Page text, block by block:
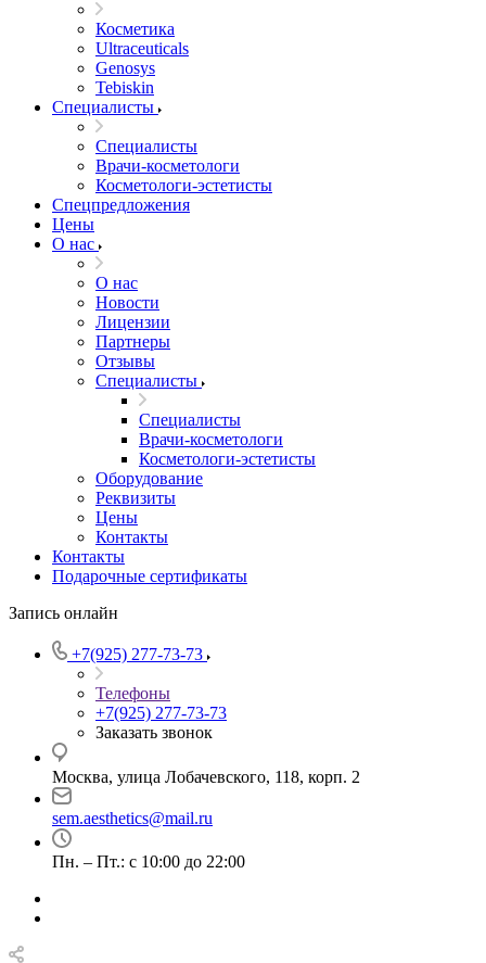
Косметика
Ultraceuticals
Genosys
Tebiskin
Специалисты
Специалисты
Врачи-косметологи
Косметологи-эстетисты
Спецпредложения
Цены
О нас
О нас
Новости
Лицензии
Партнеры
Отзывы
Специалисты
Специалисты
Врачи-косметологи
Косметологи-эстетисты
Оборудование
Реквизиты
Цены
Контакты
Контакты
Подарочные сертификаты
Запись онлайн
+7(925) 277-73-73
Телефоны
+7(925) 277-73-73
Заказать звонок
Москва, улица Лобачевского, 118, корп. 2
sem.aesthetics@mail.ru
Пн. – Пт.: с 10:00 до 22:00